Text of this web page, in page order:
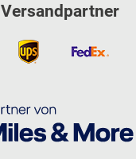
Versandpartner